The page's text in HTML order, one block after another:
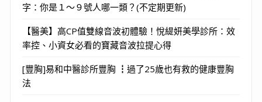
字：你是１～９號人哪一類？(不定期更新)
【醫美】高CP值雙線音波初體驗！悅緹妍美學診所：效
率控、小資女必看的寶藏音波拉提心得
[豐胸]易和中醫診所豐胸 ┇過了25歲也有救的健康豐胸
法